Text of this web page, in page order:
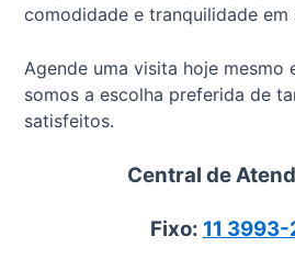
comodidade e tranquilidade em
Agende uma visita hoje mesmo
somos a escolha preferida de
satisfeitos.
Central de
Fixo: 11